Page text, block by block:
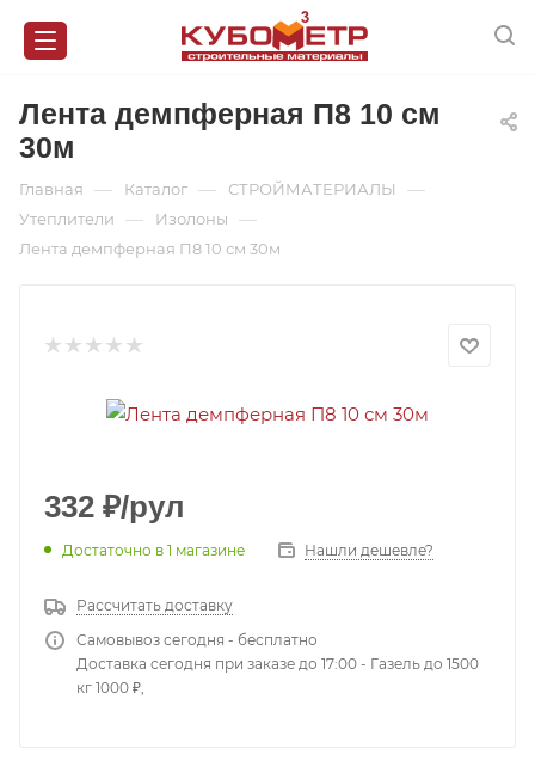
Лента демпферная П8 10 см
30м
Главная — Каталог — СТРОЙМАТЕРИАЛЫ —
Утеплители — Изолоны —
Лента демпферная П8 10 см 30м
332 ₽/рул
Достаточно в 1 магазине Нашли дешевле?
Рассчитать доставку
Самовывоз сегодня - бесплатно
Доставка сегодня при заказе до 17:00 - Газель до 1500
кг 1000 ₽,